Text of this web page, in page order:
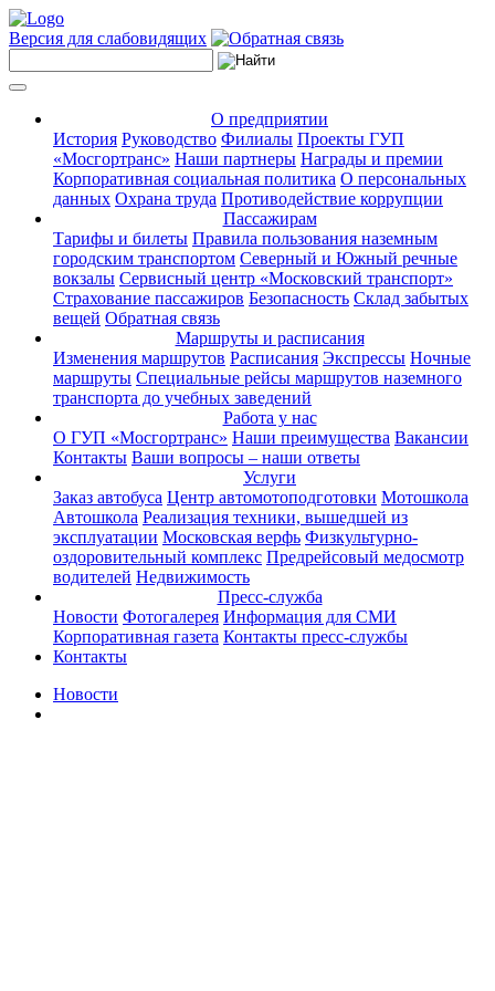
Версия для слабовидящих
О предприятии
История Руководство Филиалы Проекты ГУП
«Мосгортранс» Наши партнеры Награды и премии
Корпоративная социальная политика О персональных
данных Охрана труда Противодействие коррупции
Пассажирам
Тарифы и билеты Правила пользования наземным
городским транспортом Северный и Южный речные
вокзалы Сервисный центр «Московский транспорт»
Страхование пассажиров Безопасность Склад забытых
вещей Обратная связь
Маршруты и расписания
Изменения маршрутов Расписания Экспрессы Ночные
маршруты Специальные рейсы маршрутов наземного
транспорта до учебных заведений
Работа у нас
О ГУП «Мосгортранс» Наши преимущества Вакансии
Контакты Ваши вопросы – наши ответы
Услуги
Заказ автобуса Центр автомотоподготовки Мотошкола
Автошкола Реализация техники, вышедшей из
эксплуатации Московская верфь Физкультурно-
оздоровительный комплекс Предрейсовый медосмотр
водителей Недвижимость
Пресс-служба
Новости Фотогалерея Информация для СМИ
Корпоративная газета Контакты пресс-службы
Контакты
Новости